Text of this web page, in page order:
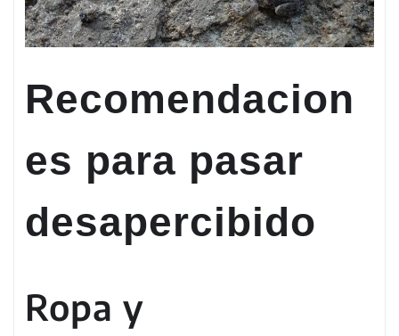
Recomendacion
es para pasar
desapercibido
Ropa y